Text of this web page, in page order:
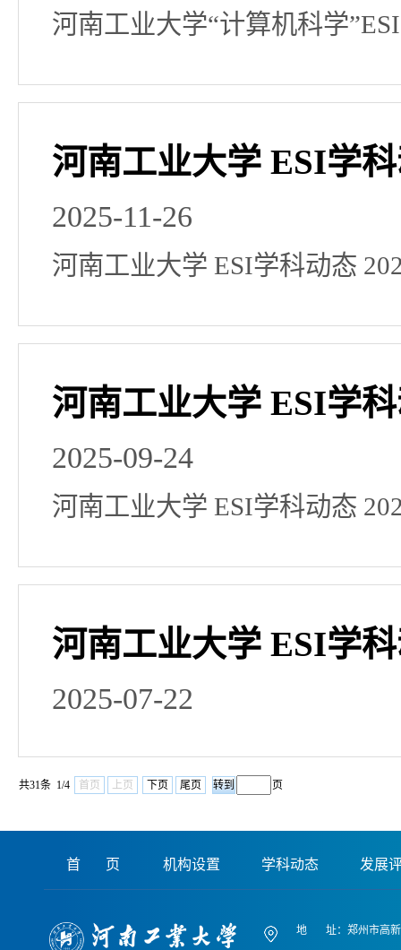
河南工业大学“计算机科学
河南工业大学 ESI学
2025-11-26
河南工业大学 ESI学科动态
河南工业大学 ESI学
2025-09-24
河南工业大学 ESI学科动态
河南工业大学 ESI学
2025-07-22
共31条 1/4 首页 上页 下页 尾页 页
首 页 机构设置 学科动态 发展
地 址：郑州市高新